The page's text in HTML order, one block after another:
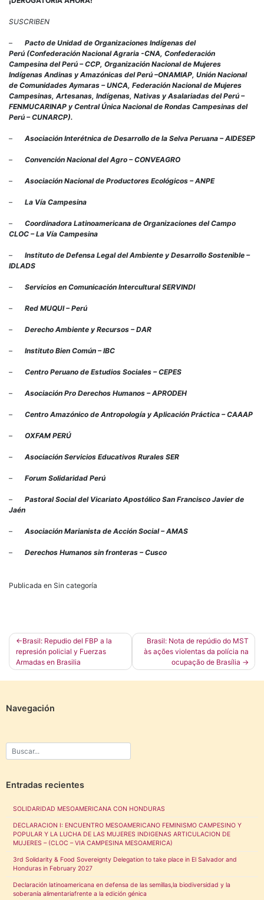
SUSCRIBEN
–
Pacto de Unidad de Organizaciones Indígenas del
Perú (Confederación Nacional Agraria -CNA, Confederación
Campesina del Perú – CCP, Organización Nacional de Mujeres
Indígenas Andinas y Amazónicas del Perú –ONAMIAP, Unión Nacional
de Comunidades Aymaras – UNCA, Federación Nacional de Mujeres
Campesinas, Artesanas, Indígenas, Nativas y Asalariadas del Perú –
FENMUCARINAP y Central Única Nacional de Rondas Campesinas del
Perú – CUNARCP).
– Asociación Interétnica de Desarrollo de la Selva Peruana – AIDESEP
– Convención Nacional del Agro – CONVEAGRO
– Asociación Nacional de Productores Ecológicos – ANPE
– La Vía Campesina
– Coordinadora Latinoamericana de Organizaciones del Campo
CLOC – La Vía Campesina
– Instituto de Defensa Legal del Ambiente y Desarrollo Sostenible –
IDLADS
– Servicios en Comunicación Intercultural SERVINDI
– Red MUQUI – Perú
– Derecho Ambiente y Recursos – DAR
– Instituto Bien Común – IBC
– Centro Peruano de Estudios Sociales – CEPES
– Asociación Pro Derechos Humanos – APRODEH
– Centro Amazónico de Antropología y Aplicación Práctica – CAAAP
– OXFAM PERÚ
– Asociación Servicios Educativos Rurales SER
– Forum Solidaridad Perú
– Pastoral Social del Vicariato Apostólico San Francisco Javier de
Jaén
– Asociación Marianista de Acción Social – AMAS
– Derechos Humanos sin fronteras – Cusco
Publicada en Sin categoría
Navegación
de
entradas
Brasil: Repudio del FBP a la
represión policial y Fuerzas
Armadas en Brasilia
Brasil: Nota de repúdio do MST
às ações violentas da polícia na
ocupação de Brasília
Navegación
Entradas recientes
SOLIDARIDAD MESOAMERICANA CON HONDURAS
DECLARACION I: ENCUENTRO MESOAMERICANO FEMINISMO CAMPESINO Y
POPULAR Y LA LUCHA DE LAS MUJERES INDIGENAS ARTICULACION DE
MUJERES – (CLOC – VIA CAMPESINA MESOAMERICA)
3rd Solidarity & Food Sovereignty Delegation to take place in El Salvador and
Honduras in February 2027
Declaración latinoamericana en defensa de las semillas,la biodiversidad y la
soberanía alimentariafrente a la edición génica